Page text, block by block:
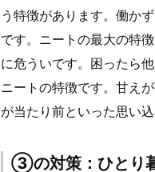
う特徴があります。働か
です。ニートの最大の特
に危ういです。困ったら
ニートの特徴です。甘え
が当たり前といった思い
③の対策：ひとり